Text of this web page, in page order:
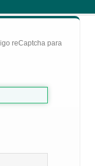
reCaptcha para